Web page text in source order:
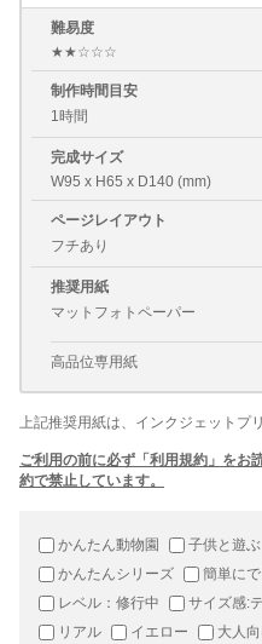
難易度
★★☆☆☆
制作時間目安
1時間
完成サイズ
W95 x H65 x D140 (mm)
ページレイアウト
フチあり
推奨用紙
マットフォトペーパー
高品位専用紙
上記推奨用紙は、インクジェットプ
ご利用の前に必ず「利用規約」をお
約で禁止しています。
かんたん動物園 子供と遊ぶ
かんたんシリーズ
簡単に
レベル：修行中
サイズ感:
リアル
イエロー 大人